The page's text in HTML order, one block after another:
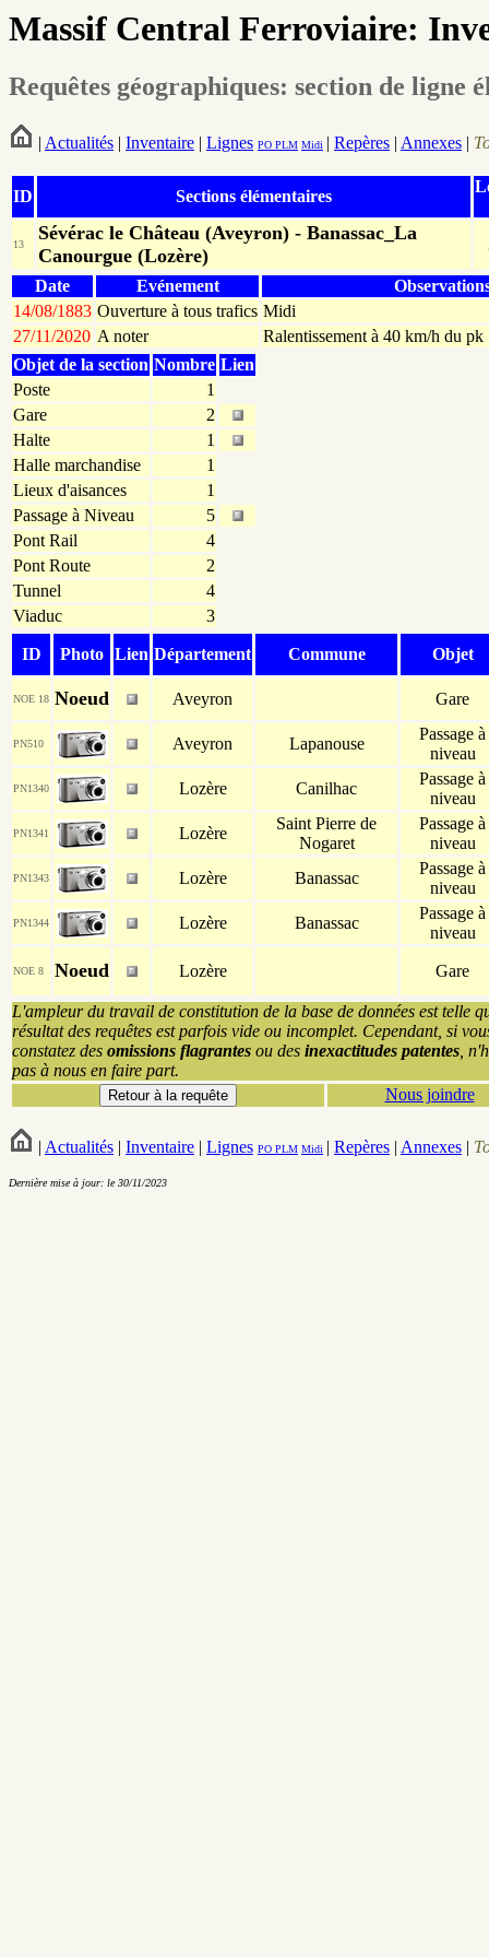
Massif Central Ferroviaire:
Requêtes géographiques: section de ligne
| Actualités | Inventaire | Lignes PO PLM Midi | Repères | Annexes |
ID Sections élémentaires
13
Sévérac le Château (Aveyron) - Banassac_La
Canourgue (Lozère)
Date Evénement
14/08/1883 Ouverture à tous trafics Midi
27/11/2020 A noter
Ralentissement à 40 km/h du
Objet de la section Nombre Lien
Poste
1
Gare
2
Halte
1
Halle marchandise
1
Lieux d'aisances
1
Passage à Niveau
5
Pont Rail
4
Pont Route
2
Tunnel
4
Viaduc
3
ID Photo Lien Département Commune Objet
NOE 18 Noeud Aveyron Gare
PN510 Aveyron Lapanouse
Passage à
niveau
PN1340 Lozère Canilhac
Passage à
niveau
PN1341 Lozère
Saint Pierre de
Nogaret
Passage à
niveau
PN1343 Lozère Banassac
Passage à
niveau
PN1344 Lozère Banassac
Passage à
niveau
NOE 8 Noeud Lozère Gare
L'ampleur du travail de constitution de la base de données est telle
résultat des requêtes est parfois vide ou incomplet. Cependant, si
constatez des omissions flagrantes ou des inexactitudes patentes ,
pas à nous en faire part.
Nous joindre
| Actualités | Inventaire | Lignes PO PLM Midi | Repères | Annexes |
Dernière mise à jour: le 30/11/2023